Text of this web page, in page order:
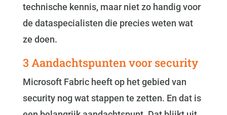
technische kennis, maar niet zo handig voor
de dataspecialisten die precies weten wat
ze doen.
3 Aandachtspunten voor security
Microsoft Fabric heeft op het gebied van
security nog wat stappen te zetten. En dat is